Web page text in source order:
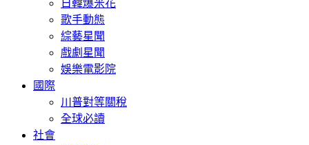
日韓爆米花
歌手動態
綜藝星聞
戲劇星聞
娛樂電影院
國際
川普對等關稅
全球必讀
社會